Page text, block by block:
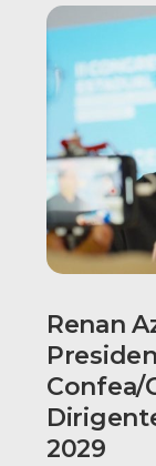
Renan
Confea/
2029